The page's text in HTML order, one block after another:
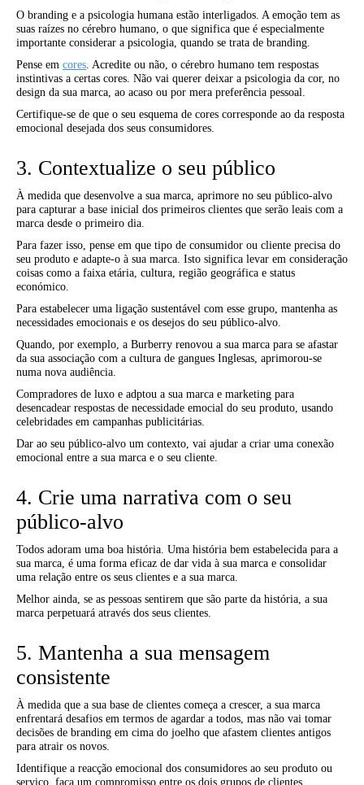
O branding e a psicologia humana estão interligados. A emoção tem as
suas raízes no cérebro humano, o que significa que é especialmente
importante considerar a psicologia, quando se trata de branding.
Pense em cores. Acredite ou não, o cérebro humano tem respostas
instintivas a certas cores. Não vai querer deixar a psicologia da cor, no
design da sua marca, ao acaso ou por mera preferência pessoal.
Certifique-se de que o seu esquema de cores corresponde ao da resposta
emocional desejada dos seus consumidores.
3. Contextualize o seu público
À medida que desenvolve a sua marca, aprimore no seu público-alvo
para capturar a base inicial dos primeiros clientes que serão leais com a
marca desde o primeiro dia.
Para fazer isso, pense em que tipo de consumidor ou cliente precisa do
seu produto e adapte-o à sua marca. Isto significa levar em consideração
coisas como a faixa etária, cultura, região geográfica e status
económico.
Para estabelecer uma ligação sustentável com esse grupo, mantenha as
necessidades emocionais e os desejos do seu público-alvo.
Quando, por exemplo, a Burberry renovou a sua marca para se afastar
da sua associação com a cultura de gangues Inglesas, aprimorou-se
numa nova audiência.
Compradores de luxo e adptou a sua marca e marketing para
desencadear respostas de necessidade emocial do seu produto, usando
celebridades em campanhas publicitárias.
Dar ao seu público-alvo um contexto, vai ajudar a criar uma conexão
emocional entre a sua marca e o seu cliente.
4. Crie uma narrativa com o seu
público-alvo
Todos adoram uma boa história. Uma história bem estabelecida para a
sua marca, é uma forma eficaz de dar vida à sua marca e consolidar
uma relação entre os seus clientes e a sua marca.
Melhor ainda, se as pessoas sentirem que são parte da história, a sua
marca perpetuará através dos seus clientes.
5. Mantenha a sua mensagem
consistente
À medida que a sua base de clientes começa a crescer, a sua marca
enfrentará desafios em termos de agardar a todos, mas não vai tomar
decisões de branding em cima do joelho que afastem clientes antigos
para atrair os novos.
Identifique a reacção emocional dos consumidores ao seu produto ou
serviço, faça um compromisso entre os dois grupos de clientes,